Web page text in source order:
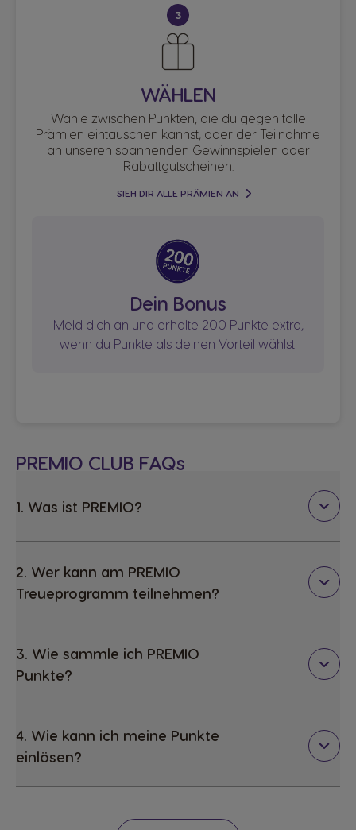
3
WÄHLEN
Wähle zwischen Punkten, die du gegen tolle
Prämien eintauschen kannst, oder der Teilnahme
an unseren spannenden Gewinnspielen oder
Rabattgutscheinen.
SIEH DIR ALLE PRÄMIEN AN​
Dein Bonus
Meld dich an und erhalte 200 Punkte extra,
wenn du Punkte als deinen Vorteil wählst!
PREMIO CLUB FAQs
1. Was ist PREMIO?
2. Wer kann am PREMIO
Treueprogramm teilnehmen?
3. Wie sammle ich PREMIO
Punkte?
4. Wie kann ich meine Punkte
einlösen?